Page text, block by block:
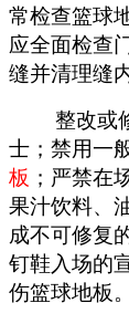
常检查篮球
应全面检查
缝并清理缝
整改或
士；禁用一
板 ；严禁在
果汁饮料、
成不可修复
钉鞋入场的
伤篮球地板。